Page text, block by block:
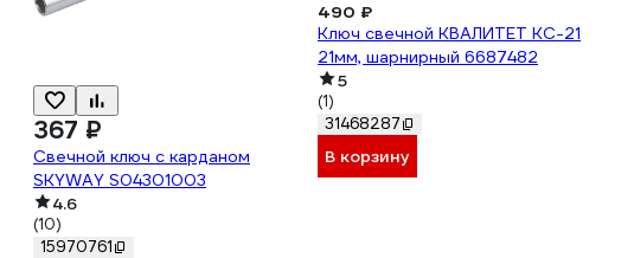
367 ₽
Свечной ключ с карданом
SKYWAY S04301003
4.6
(10)
15970761
490 ₽
Ключ свечной КВАЛИТЕТ КС-21
21мм, шарнирный 6687482
5
(1)
31468287
В корзину